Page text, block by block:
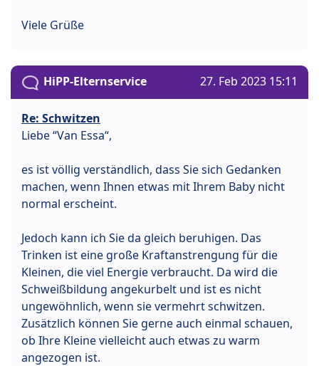
Viele Grüße
HiPP-Elternservice 27. Feb 2023 15:11
Re: Schwitzen
Liebe “Van Essa“,
es ist völlig verständlich, dass Sie sich Gedanken
machen, wenn Ihnen etwas mit Ihrem Baby nicht
normal erscheint.
Jedoch kann ich Sie da gleich beruhigen. Das
Trinken ist eine große Kraftanstrengung für die
Kleinen, die viel Energie verbraucht. Da wird die
Schweißbildung angekurbelt und ist es nicht
ungewöhnlich, wenn sie vermehrt schwitzen.
Zusätzlich können Sie gerne auch einmal schauen,
ob Ihre Kleine vielleicht auch etwas zu warm
angezogen ist.